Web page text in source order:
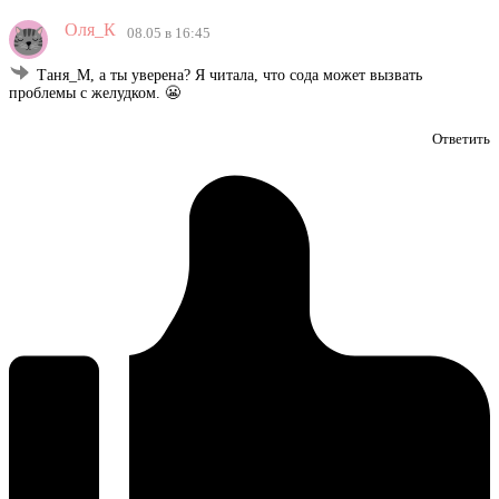
Оля_К 08.05 в 16:45
Таня_М, а ты уверена? Я читала, что сода может вызвать
проблемы с желудком. 😬
Ответить